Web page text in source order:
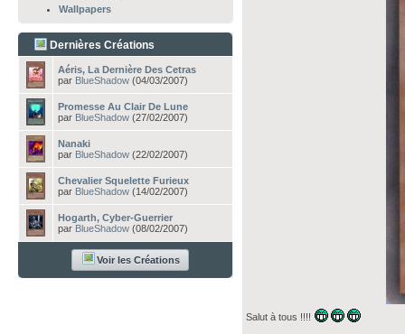
Wallpapers
Dernières Créations
Aéris, La Dernière Des Cetras
par BlueShadow (04/03/2007)
Promesse Au Clair De Lune
par BlueShadow (27/02/2007)
Nanaki
par BlueShadow (22/02/2007)
Chevalier Squelette Furieux
par BlueShadow (14/02/2007)
Hogarth, Cyber-Guerrier
par BlueShadow (08/02/2007)
Voir les Créations
Salut à tous !!!!